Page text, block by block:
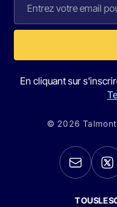
En cliquant sur
© 2026